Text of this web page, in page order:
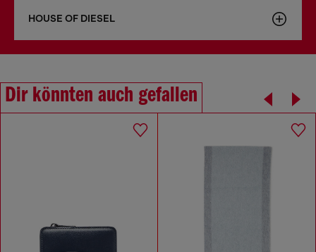
HOUSE OF DIESEL
Dir könnten auch gefallen